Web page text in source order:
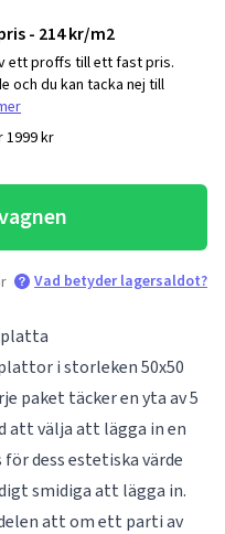
- 214 kr/m2
ett proffs till ett fast pris.
och du kan tacka nej till
1999kr
Vad betyder lagersaldot?
i storleken 50x50
paket täcker en yta av 5
att välja att lägga in en
dess estetiska värde
smidiga att lägga in.
att om ett parti av